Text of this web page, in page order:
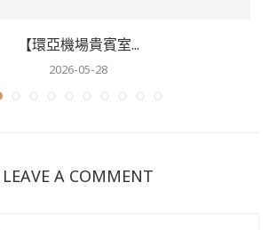
【環亞機場貴賓室...
2026-05-28
LEAVE A COMMENT